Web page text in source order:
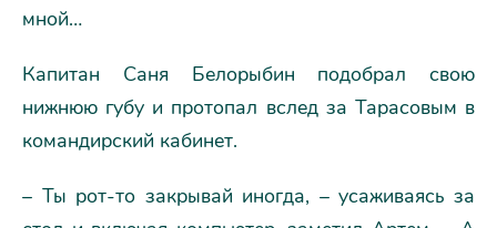
мной…
Капитан Саня Белорыбин подобрал свою
нижнюю губу и протопал вслед за Тарасовым в
командирский кабинет.
– Ты рот-то закрывай иногда, – усаживаясь за